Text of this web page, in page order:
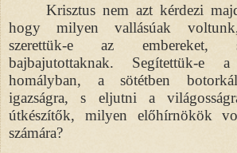
Krisztus nem azt kérdezi
hogy milyen vallásúak
szerettük-e az embereket,
bajbajutottaknak. Segítettük-e
homályban, a sötétben
igazságra, s eljutni a
útkészítők, milyen előhírnökök
számára?